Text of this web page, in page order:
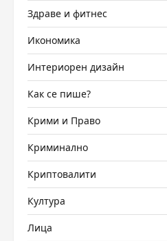
Здраве и фитнес
Икономика
Интериорен дизайн
Как се пише?
Крими и Право
Криминално
Криптовалити
Култура
Лица